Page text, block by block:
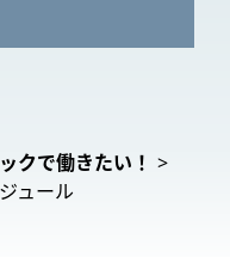
クで働きたい！ >
ュール